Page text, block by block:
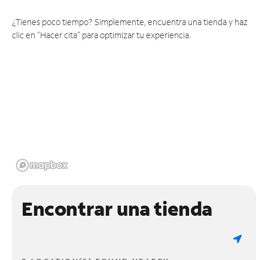
¿Tienes poco tiempo? Simplemente, encuentra una tienda y haz
clic en "Hacer cita" para optimizar tu experiencia.
Encontrar una tienda